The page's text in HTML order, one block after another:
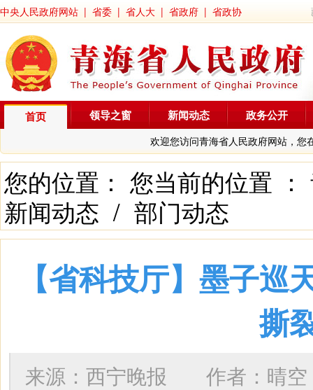
中央人民政府网站 | 省委 | 省人大 | 省政府 | 省政协
首页
欢迎您访问青海省人民政府网站，您
领导之窗 新闻动态 政务公开
您的位置： 您当前的位置 ：
新闻动态 / 部门动态
【省科技厅】墨子
撕
来源：西宁晚报 作者： 晴空